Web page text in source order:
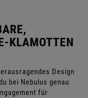
KLAMOTTEN
Design
bei Nebulus genau
für